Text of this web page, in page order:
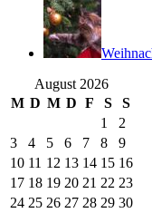
August 2026
M D M D F S
S
1
2
3
4 5 6 7 8
9
10 11 12 13 14 15 16
17 18 19 20 21 22 23
24 25 26 27 28 29 30